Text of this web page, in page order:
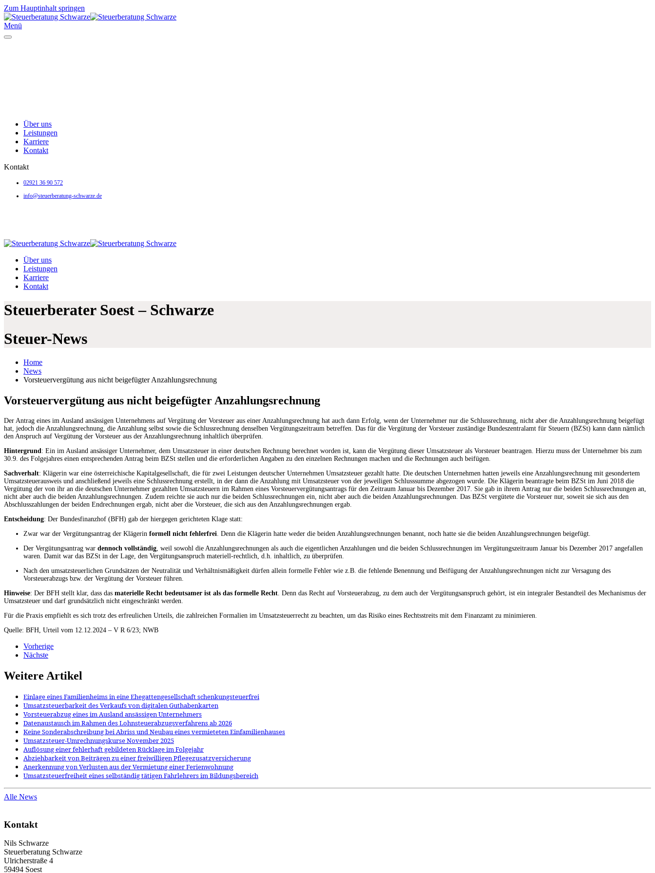
Zum Hauptinhalt springen
Menü
Über uns
Leistungen
Karriere
Kontakt
Kontakt
02921 36 90 572
info@steuerberatung-schwarze.de
Über uns
Leistungen
Karriere
Kontakt
Steuerberater Soest – Schwarze
Steuer-News
Home
News
Vorsteuervergütung aus nicht beigefügter Anzahlungsrechnung
Vorsteuervergütung aus nicht beigefügter Anzahlungsrechnung
Der Antrag eines im Ausland ansässigen Unternehmens auf Vergütung der Vorsteuer aus einer Anzahlungsrechnung hat auch dann Erfolg, wenn der Unternehmer nur die Schlussrechnung, nicht aber die Anzahlungsrechnung beigefügt
hat, jedoch die Anzahlungsrechnung, die Anzahlung selbst sowie die Schlussrechnung denselben Vergütungszeitraum betreffen. Das für die Vergütung der Vorsteuer zuständige Bundeszentralamt für Steuern (BZSt) kann dann nämlich
den Anspruch auf Vergütung der Vorsteuer aus der Anzahlungsrechnung inhaltlich überprüfen.
Hintergrund: Ein im Ausland ansässiger Unternehmer, dem Umsatzsteuer in einer deutschen Rechnung berechnet worden ist, kann die Vergütung dieser Umsatzsteuer als Vorsteuer beantragen. Hierzu muss der Unternehmer bis zum
30.9. des Folgejahres einen entsprechenden Antrag beim BZSt stellen und die erforderlichen Angaben zu den einzelnen Rechnungen machen und die Rechnungen auch beifügen.
Sachverhalt: Klägerin war eine österreichische Kapitalgesellschaft, die für zwei Leistungen deutscher Unternehmen Umsatzsteuer gezahlt hatte. Die deutschen Unternehmen hatten jeweils eine Anzahlungsrechnung mit gesondertem
Umsatzsteuerausweis und anschließend jeweils eine Schlussrechnung erstellt, in der dann die Anzahlung mit Umsatzsteuer von der jeweiligen Schlusssumme abgezogen wurde. Die Klägerin beantragte beim BZSt im Juni 2018 die
Vergütung der von ihr an die deutschen Unternehmer gezahlten Umsatzsteuern im Rahmen eines Vorsteuervergütungsantrags für den Zeitraum Januar bis Dezember 2017. Sie gab in ihrem Antrag nur die beiden Schlussrechnungen an,
nicht aber auch die beiden Anzahlungsrechnungen. Zudem reichte sie auch nur die beiden Schlussrechnungen ein, nicht aber auch die beiden Anzahlungsrechnungen. Das BZSt vergütete die Vorsteuer nur, soweit sie sich aus den
Abschlusszahlungen der beiden Endrechnungen ergab, nicht aber die Vorsteuer, die sich aus den Anzahlungsrechnungen ergab.
Entscheidung: Der Bundesfinanzhof (BFH) gab der hiergegen gerichteten Klage statt:
Zwar war der Vergütungsantrag der Klägerin formell nicht fehlerfrei. Denn die Klägerin hatte weder die beiden Anzahlungsrechnungen benannt, noch hatte sie die beiden Anzahlungsrechnungen beigefügt.
Der Vergütungsantrag war dennoch vollständig, weil sowohl die Anzahlungsrechnungen als auch die eigentlichen Anzahlungen und die beiden Schlussrechnungen im Vergütungszeitraum Januar bis Dezember 2017 angefallen
waren. Damit war das BZSt in der Lage, den Vergütungsanspruch materiell-rechtlich, d.h. inhaltlich, zu überprüfen.
Nach den umsatzsteuerlichen Grundsätzen der Neutralität und Verhältnismäßigkeit dürfen allein formelle Fehler wie z.B. die fehlende Benennung und Beifügung der Anzahlungsrechnungen nicht zur Versagung des
Vorsteuerabzugs bzw. der Vergütung der Vorsteuer führen.
Hinweise: Der BFH stellt klar, dass das materielle Recht bedeutsamer ist als das formelle Recht. Denn das Recht auf Vorsteuerabzug, zu dem auch der Vergütungsanspruch gehört, ist ein integraler Bestandteil des Mechanismus der
Umsatzsteuer und darf grundsätzlich nicht eingeschränkt werden.
Für die Praxis empfiehlt es sich trotz des erfreulichen Urteils, die zahlreichen Formalien im Umsatzsteuerrecht zu beachten, um das Risiko eines Rechtsstreits mit dem Finanzamt zu minimieren.
Quelle: BFH, Urteil vom 12.12.2024 – V R 6/23; NWB
Vorherige
Nächste
Weitere Artikel
Einlage eines Familienheims in eine Ehegattengesellschaft schenkungsteuerfrei
Umsatzsteuerbarkeit des Verkaufs von digitalen Guthabenkarten
Vorsteuerabzug eines im Ausland ansässigen Unternehmers
Datenaustausch im Rahmen des Lohnsteuerabzugsverfahrens ab 2026
Keine Sonderabschreibung bei Abriss und Neubau eines vermieteten Einfamilienhauses
Umsatzsteuer-Umrechnungskurse November 2025
Auflösung einer fehlerhaft gebildeten Rücklage im Folgejahr
Abziehbarkeit von Beiträgen zu einer freiwilligen Pflegezusatzversicherung
Anerkennung von Verlusten aus der Vermietung einer Ferienwohnung
Umsatzsteuerfreiheit eines selbständig tätigen Fahrlehrers im Bildungsbereich
Alle News
Kontakt
Nils Schwarze
Steuerberatung Schwarze
Ulricherstraße 4
59494 Soest